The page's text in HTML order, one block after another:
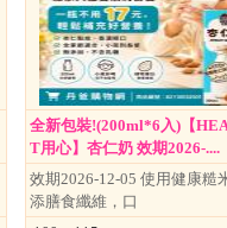
全新包裝!(200ml*6入)【
T用心】杏仁奶 效期2026-....
效期2026-12-05 使用健康糙
添膳食纖維，口